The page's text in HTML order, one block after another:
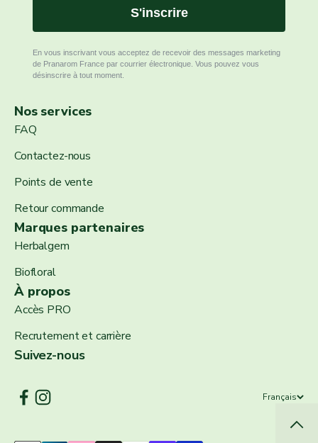
S'inscrire
En vous inscrivant vous acceptez de recevoir des messages marketing
de Pranarom France par courrier électronique. Vous pouvez vous
désinscrire à tout moment.
Nos services
FAQ
Contactez-nous
Points de vente
Retour commande
Marques partenaires
Herbalgem
Biofloral
À propos
Accès PRO
Recrutement et carrière
Suivez-nous
Français